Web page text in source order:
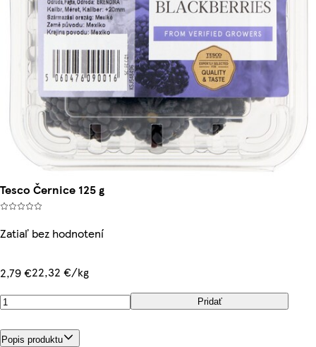
Tesco Černice 125 g
Zatiaľ bez hodnotení
2,79 €22,32 €/kg
Pridať
Popis produktu